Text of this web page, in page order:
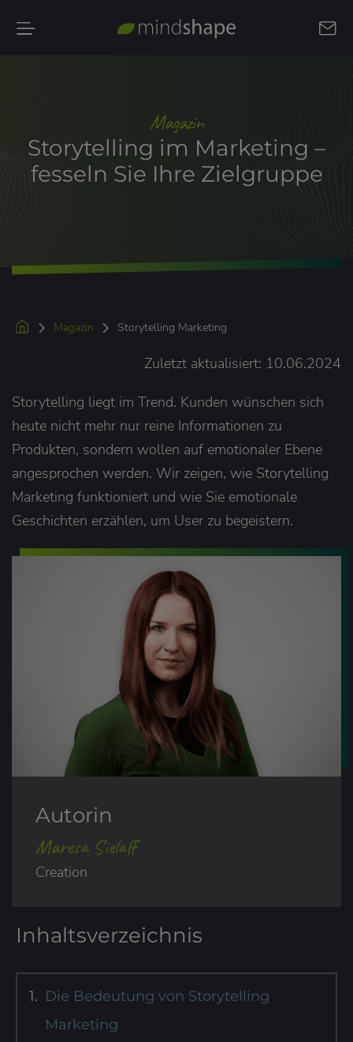
Magazin
Storytelling im Marketing –
fesseln Sie Ihre Zielgruppe
Magazin Storytelling Marketing
Zuletzt aktualisiert: 10.06.2024
Storytelling liegt im Trend. Kunden wünschen sich
heute nicht mehr nur reine Informationen zu
Produkten, sondern wollen auf emotionaler Ebene
angesprochen werden. Wir zeigen, wie Storytelling
Marketing funktioniert und wie Sie emotionale
Geschichten erzählen, um User zu begeistern.
Autorin
Maresa Sielaff
Creation
Inhaltsverzeichnis
Die Bedeutung von Storytelling
Marketing